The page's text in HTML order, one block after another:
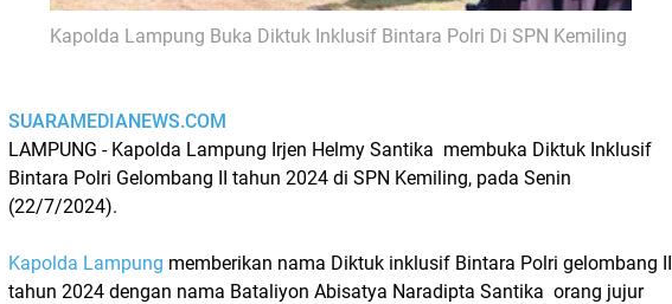
Kapolda Lampung Buka Diktuk Inklusif Bintara Polri Di SPN Kemiling
SUARAMEDIANEWS.COM
LAMPUNG - Kapolda Lampung Irjen Helmy Santika membuka Diktuk Inklusif
Bintara Polri Gelombang II tahun 2024 di SPN Kemiling, pada Senin
(22/7/2024).
Kapolda Lampung memberikan nama Diktuk inklusif Bintara Polri gelombang II
tahun 2024 dengan nama Bataliyon Abisatya Naradipta Santika orang jujur